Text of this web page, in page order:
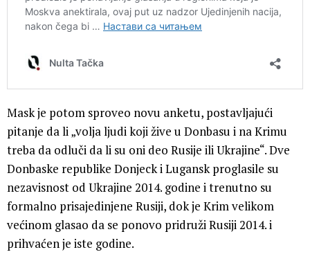
Mask je potom sproveo novu anketu, postavljajući
pitanje da li „volja ljudi koji žive u Donbasu i na Krimu
treba da odluči da li su oni deo Rusije ili Ukrajine“. Dve
Donbaske republike Donjeck i Lugansk proglasile su
nezavisnost od Ukrajine 2014. godine i trenutno su
formalno prisajedinjene Rusiji, dok je Krim velikom
većinom glasao da se ponovo pridruži Rusiji 2014. i
prihvaćen je iste godine.